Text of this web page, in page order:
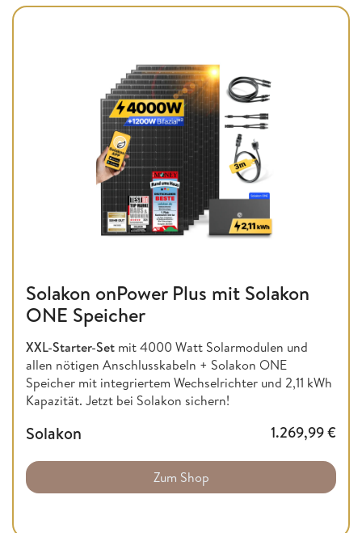
Solakon onPower Plus mit Solakon
ONE Speicher
XXL-Starter-Set mit 4000 Watt Solarmodulen und
allen nötigen Anschlusskabeln + Solakon ONE
Speicher mit integriertem Wechselrichter und 2,11 kWh
Kapazität. Jetzt bei Solakon sichern!
Solakon 1.269,99€
Zum Shop